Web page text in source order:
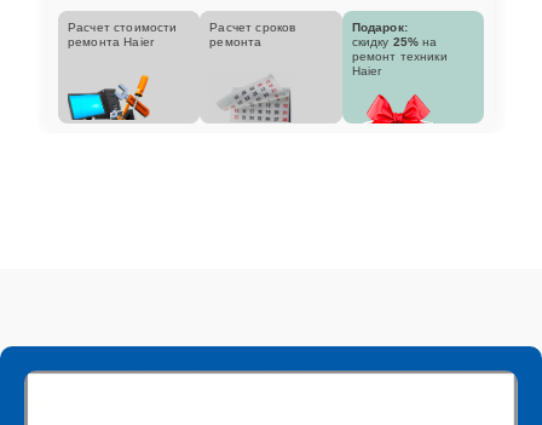
Расчет стоимости
ремонта Haier
Расчет сроков
ремонта
Подарок:
скидку 25% на
ремонт техники
Haier